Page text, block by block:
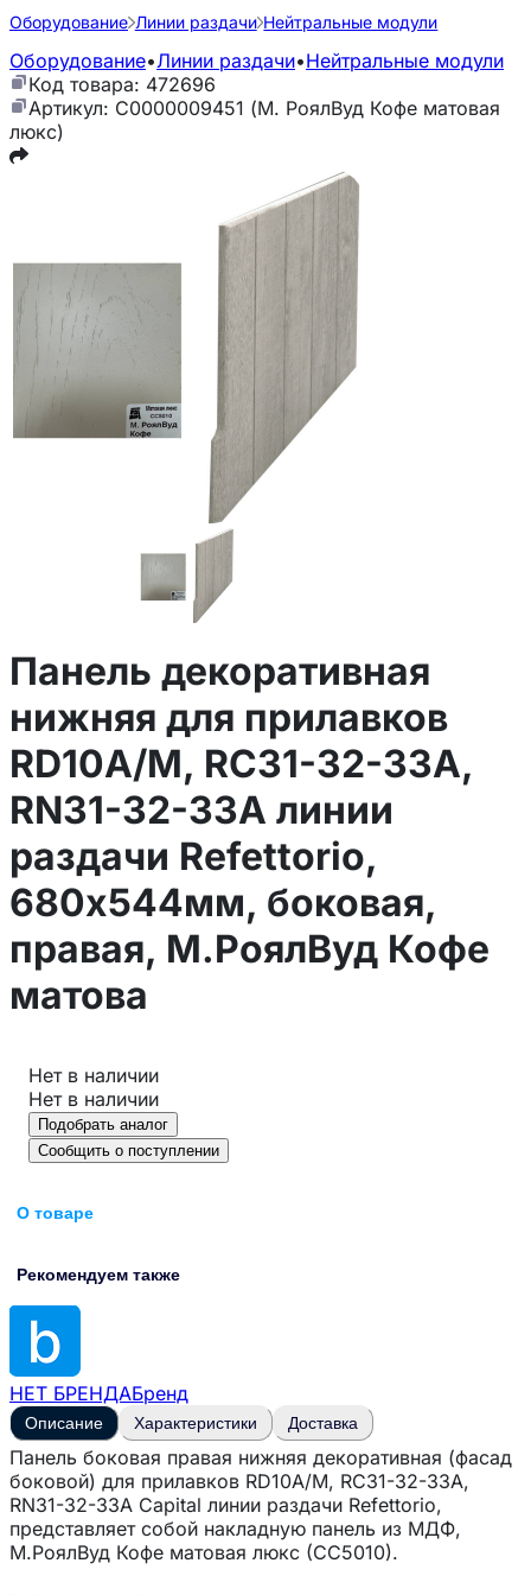
Оборудование Линии раздачи Нейтральные модули
Оборудование•Линии раздачи•Нейтральные модули
Код товара: 472696
Артикул: С0000009451 (М. РоялВуд Кофе матовая
люкс)
Панель декоративная
нижняя для прилавков
RD10A/M, RC31-32-33A,
RN31-32-33A линии
раздачи Refettorio,
680х544мм, боковая,
правая, М.РоялВуд Кофе
матова
Нет в наличии
Нет в наличии
Подобрать аналог
Сообщить о поступлении
О товаре
Рекомендуем также
НЕТ БРЕНДАБренд
Описание Характеристики Доставка
Панель боковая правая нижняя декоративная (фасад
боковой) для прилавков RD10A/M, RC31-32-33A,
RN31-32-33A Capital линии раздачи Refettorio,
представляет собой накладную панель из МДФ,
М.РоялВуд Кофе матовая люкс (CC5010).